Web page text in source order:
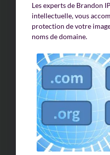
Les experts de Brandon
intellectuelle, vous
protection de votre
noms de domaine.